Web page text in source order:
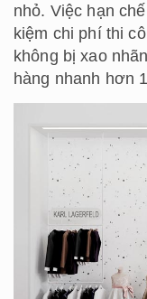
nhỏ. Việc hạn
kiệm chi phí thi
không bị xao
hàng nhanh hơn